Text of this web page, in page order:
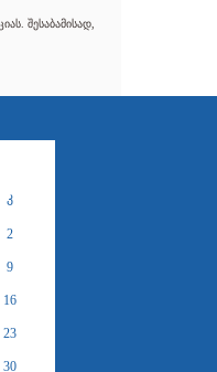
შესაბამისად,
კ
2
9
16
23
30